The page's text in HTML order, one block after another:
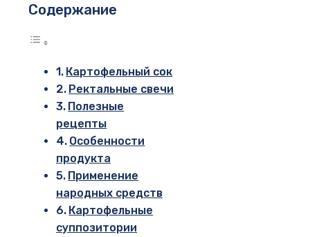
Содержание
Картофельный сок
Ректальные свечи
Полезные
рецепты
Особенности
продукта
Применение
народных средств
Картофельные
суппозитории